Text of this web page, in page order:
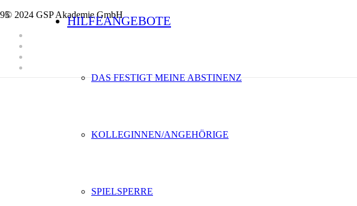
HILFEANGEBOTE
DAS FESTIGT MEINE ABSTINENZ
KOLLEGINNEN/ANGEHÖRIGE
SPIELSPERRE
© 2024 GSP Akademie GmbH